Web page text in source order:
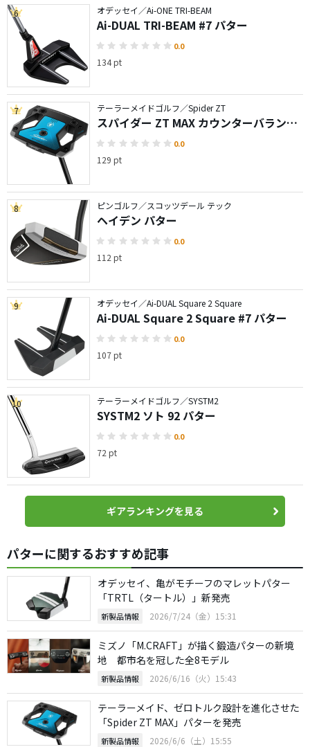
6 オデッセイ／Ai-ONE TRI-BEAM
Ai-DUAL TRI-BEAM #7 パター
0.0
134 pt
7 テーラーメイドゴルフ／Spider ZT
スパイダー ZT MAX カウンターバランス
パター
0.0
129 pt
8 ピンゴルフ／スコッツデール テック
ヘイデン パター
0.0
112 pt
9 オデッセイ／Ai-DUAL Square 2 Square
Ai-DUAL Square 2 Square #7 パター
0.0
107 pt
10 テーラーメイドゴルフ／SYSTM2
SYSTM2 ソト 92 パター
0.0
72 pt
ギアランキングを見る
パターに関するおすすめ記事
オデッセイ、亀がモチーフのマレットパター
「TRTL（タートル）」新発売
新製品情報 2026/7/24（金）15:31
ミズノ「M.CRAFT」が描く鍛造パターの新境
地 都市名を冠した全8モデル
新製品情報 2026/6/16（火）15:43
テーラーメイド、ゼロトルク設計を進化させた
「Spider ZT MAX」パターを発売
新製品情報 2026/6/6（土）15:55